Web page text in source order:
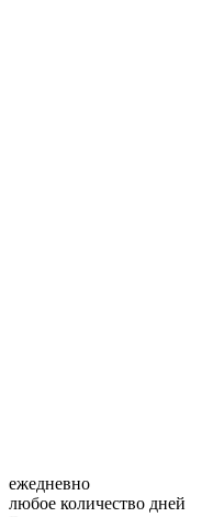
ежедневно
любое количество дней